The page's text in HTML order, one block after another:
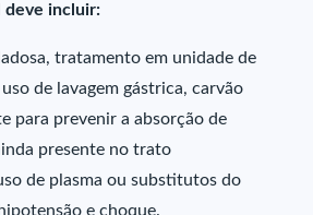
deve incluir:
tratamento em unidade de
de lavagem gástrica, carvão
para prevenir a absorção de
presente no trato
de plasma ou substitutos do
e choque.